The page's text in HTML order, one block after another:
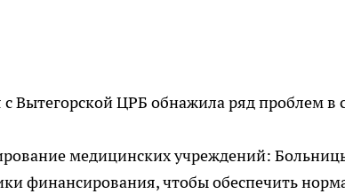
Вытегорской ЦРБ обнажила ряд проблем в
медицинских учреждений:
финансирования, чтобы обеспечить